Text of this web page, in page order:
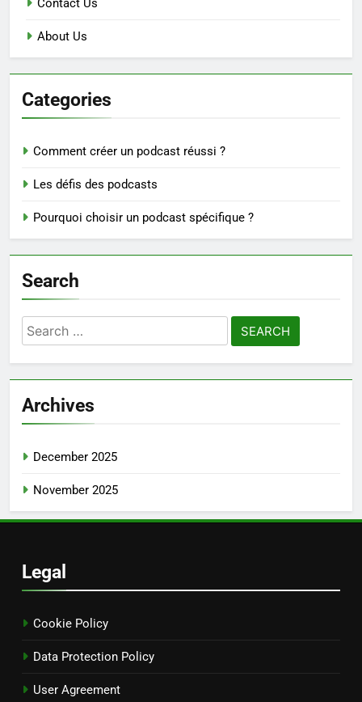
Contact Us
About Us
Categories
Comment créer un podcast réussi ?
Les défis des podcasts
Pourquoi choisir un podcast spécifique ?
Search
Search
for:
Archives
December 2025
November 2025
Legal
Cookie Policy
Data Protection Policy
User Agreement